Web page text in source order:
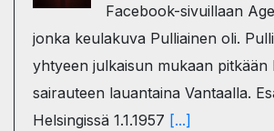
Facebook-sivuillaan
jonka keulakuva Pulliainen oli.
yhtyeen julkaisun mukaan pitkään
sairauteen lauantaina Vantaalla.
Helsingissä 1.1.1957 [...]